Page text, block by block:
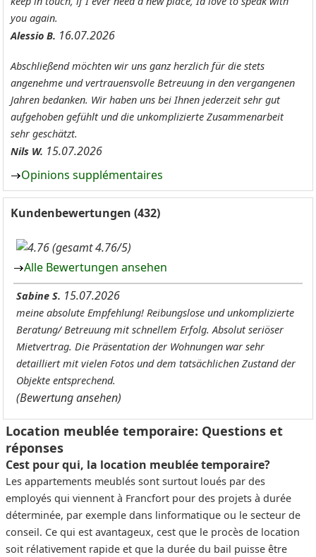
you again.
Alessio B. 16.07.2026
Abschließend möchten wir uns ganz herzlich für die stets
angenehme und vertrauensvolle Betreuung in den vergangenen
Jahren bedanken. Wir haben uns bei Ihnen jederzeit sehr gut
aufgehoben gefühlt und die unkomplizierte Zusammenarbeit
sehr geschätzt.
Nils W. 15.07.2026
Opinions supplémentaires
Kundenbewertungen (432)
(gesamt 4.76/5)
Alle Bewertungen ansehen
Sabine S. 15.07.2026
meine absolute Empfehlung! Reibungslose und unkomplizierte
Beratung/ Betreuung mit schnellem Erfolg. Absolut seriöser
Mietvertrag. Die Präsentation der Wohnungen war sehr
detailliert mit vielen Fotos und dem tatsächlichen Zustand der
Objekte entsprechend.
(Bewertung ansehen)
Location meublée temporaire: Questions et
réponses
Cest pour qui, la location meublée temporaire?
Les appartements meublés sont surtout loués par des
employés qui viennent à Francfort pour des projets à durée
déterminée, par exemple dans linformatique ou le secteur de
conseil. Ce qui est avantageux, cest que le procès de location
soit rélativement rapide et que la durée du bail puisse être